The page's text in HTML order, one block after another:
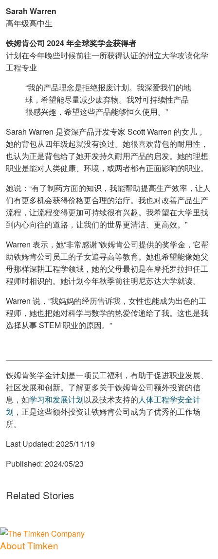
Sarah Warren
高年级高中生
铁姆肯公司 2024 年全球奖学金获得者
计划在今年晚些时候前往一所获得认证的州立大学攻读化学
工程专业
“我的产品理念是拒绝报废计划。我深爱我们的地
球，希望能尽量减少废弃物。我对可持续性产品
很感兴趣，希望这些产品能够恒久使用。”
Sarah Warren 是资深产品开发专家 Scott Warren 的女儿，
她的背包从四年级起就没有换过。她很喜欢背包的耐用性，
也认为正是背包给了她开发持久耐用产品的启发。她的理想
职业是能对人类健康、环境，或两者都有正面影响的职业。
她说：“有了制药方面的知识，我能帮助提高生产效率，让人
们有更多机会获得价格更合理的治疗。我也对改善产品生产
流程，让流程变得更加可持续很有兴趣。我希望在大学里找
到内心向往的道路，让我们的世界更清洁、更高效。”
Warren 表示，她“非常感谢”铁姆肯公司提供的奖学金，它帮
助铁姆肯公司员工的子女追寻高等教育。她也希望能像她父
母那样深耕工程学领域，她的父母最初是在摩托罗拉担任工
程师时相识的。她计划今年秋季前往明尼苏达大学就读。
Warren 说，“我妈妈的经历告诉我，女性也能成为出色的工
程师，她也把她对科学与数学的热爱传递给了我。这也是我
选择从事 STEM 职业的原因。”
铁姆肯奖学金计划是一项员工福利，有助于促进职业发展、
社区发展和创新。了解更多关于铁姆肯公司额外投资的信
息，如学习和发展计划以及技术支持的人体工程学安全计
划 ，正是这些额外投资让铁姆肯公司成为了优秀的工作场
所。
Last Updated: 2025/11/19
Published: 2024/05/23
Related Stories
About Timken